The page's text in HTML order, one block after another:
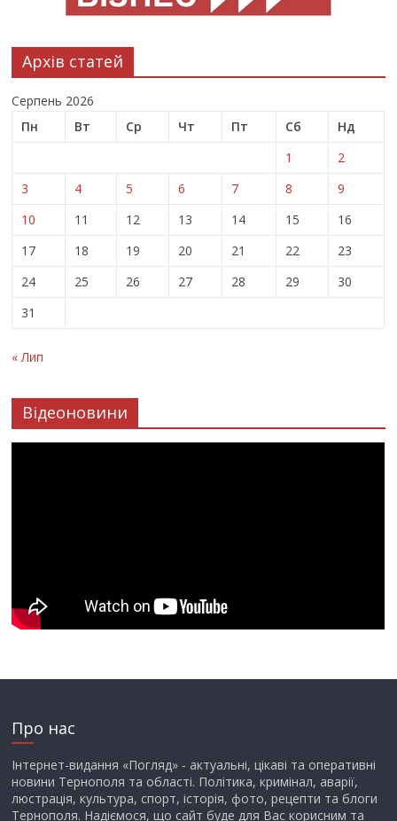
Архів статей
Серпень 2026
Пн
Вт Ср Чт Пт Сб
Нд
1
2
3
4 5 6 7 8
9
10
11 12 13 14 15
16
17
18 19 20 21 22
23
24
25 26 27 28 29
30
31
« Лип
Відеоновини
Про нас
Інтернет-видання «Погляд» - актуальні, цікаві та оперативні
новини Тернополя та області. Політика, кримінал, аварії,
люстрація, культура, спорт, історія, фото, рецепти та блоги
Тернополя. Надіємося, що сайт буде для Вас корисним та